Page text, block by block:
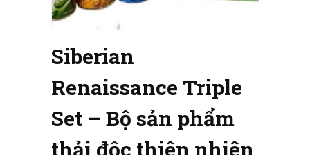
Siberian
Renaissance Triple
Set – Bộ sản phẩm
thải độc thiên nhiên